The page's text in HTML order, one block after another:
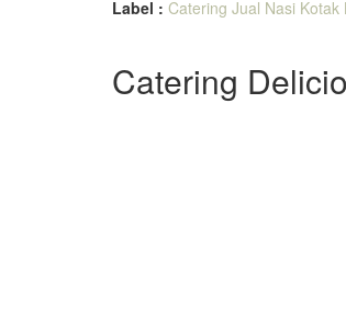
Label : Catering Jual Nasi
Catering